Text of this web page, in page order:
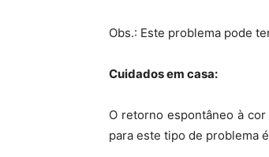
Obs.: Este problema pode
Cuidados em casa:
O retorno espontâneo à
para este tipo de problema